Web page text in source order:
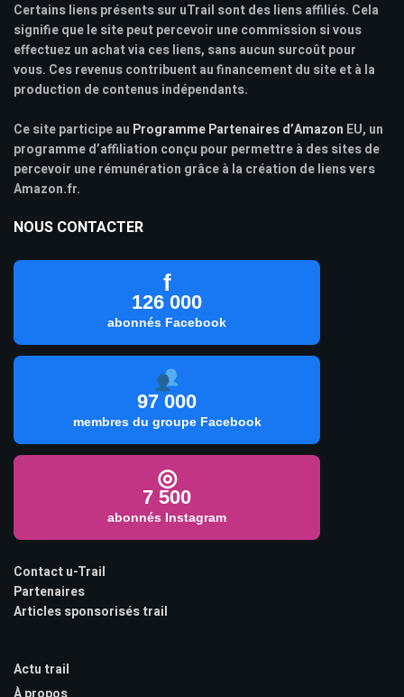
Certains liens présents sur uTrail sont des liens affiliés. Cela
signifie que le site peut percevoir une commission si vous
effectuez un achat via ces liens, sans aucun surcoût pour
vous. Ces revenus contribuent au financement du site et à la
production de contenus indépendants.
Ce site participe au Programme Partenaires d’Amazon EU, un
programme d’affiliation conçu pour permettre à des sites de
percevoir une rémunération grâce à la création de liens vers
Amazon.fr.
NOUS CONTACTER
f
126 000
abonnés Facebook
97 000
membres du groupe Facebook
◎
7 500
abonnés Instagram
Contact u-Trail
Partenaires
Articles sponsorisés trail
Actu trail